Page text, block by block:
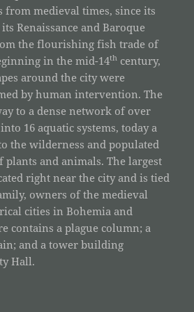
from medieval times, since its
Renaissance and Baroque
the flourishing fish trade of
in the mid-14th century,
around the city were
by human intervention. The
to a dense network of over
16 aquatic systems, today a
the wilderness and populated
plants and animals. The largest
right near the city and is tied
owners of the medieval
cities in Bohemia and
contains a plague column; a
and a tower building
Hall.